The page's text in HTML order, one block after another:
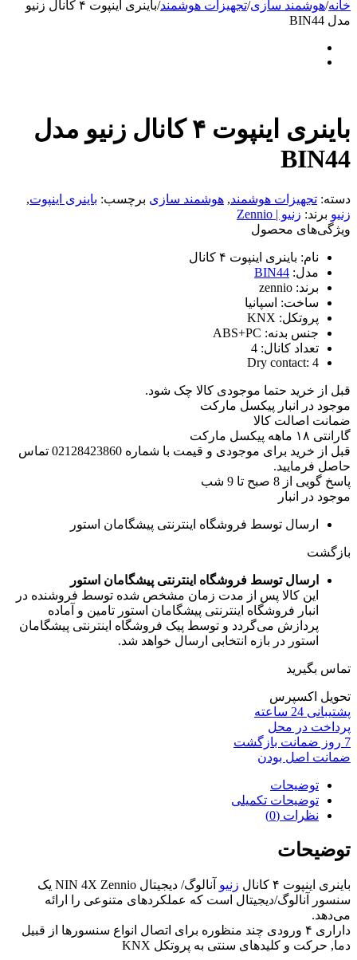
خانه/هوشمند سازی/تجهیزات هوشمند/
باینری اینپوت ۴ کانال زنیو
مدل BIN44
باینری اینپوت ۴ کانال زنیو مدل
BIN44
دسته: تجهیزات هوشمند, هوشمند سازی برچسب: باینری اینپوت,
زنیو برند: زنیو | Zennio
ویژگی‌های محصول
نام: باینری اینپوت ۴ کانال
مدل: BIN44
برند: zennio
ساخت: اسپانیا
پروتکل: KNX
جنس بدنه: ABS+PC
تعداد کانال: 4
Dry contact: 4
قبل از خرید حتما موجودی کالا چک شود.
موجود در انبار پیکسل مارکت
ضمانت اصالت کالا
گارانتی ۱۸ ماهه پیکسل مارکت
قبل از خرید برای موجودی و قیمت با شماره 02128423860 تماس
حاصل فرمایید.
پاسخ گویی از 8 صبح تا 9 شب
موجود در انبار
ارسال توسط فروشگاه اینترنتی پیشگامان استور
بازگشت
ارسال توسط فروشگاه اینترنتی پیشگامان استور
این کالا پس از مدت زمان مشخص شده توسط فروشنده در
انبار فروشگاه اینترنتی پیشگامان استور تامین و آماده
پردازش می‌گردد و توسط پیک فروشگاه اینترنتی پیشگامان
استور در بازه انتخابی ارسال خواهد شد.
تماس بگیرید
تحویل اکسپرس
پشتیبانی 24 ساعته
پرداخت در محل
7 روز ضمانت بازگشت
ضمانت اصل بودن
توضیحات
توضیحات تکمیلی
نظرات (0)
توضیحات
باینری اینپوت ۴ کانال زنیو
آنالوگ/ دیجیتال NIN 4X Zennio یک
سنسور آنالوگ/دیجیتال است که عملکردهای متنوعی را ارائه
می‌دهد.
داراری ۴ ورودی چند منظوره برای اتصال انواع سنسورها از قبیل
دما, حرکت و کلیدهای سنتی به پروتکل KNX